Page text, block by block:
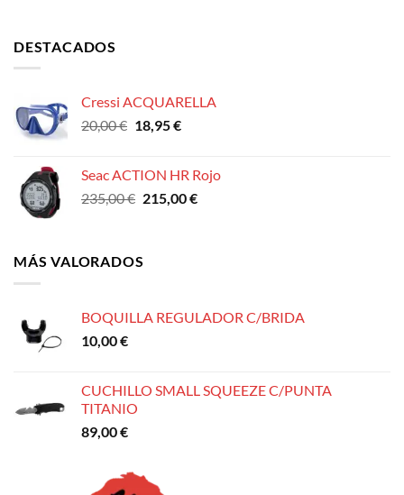
DESTACADOS
Cressi ACQUARELLA
20,00€ El
era:
20,00 €.
18,95€El
es:
18,95 €.
Seac ACTION HR Rojo
235,00€ El
era:
215,00€El
MÁS VALORADOS
BOQUILLA REGULADOR C/BRIDA
10,00€
CUCHILLO SMALL SQUEEZE C/PUNTA
TITANIO
89,00€